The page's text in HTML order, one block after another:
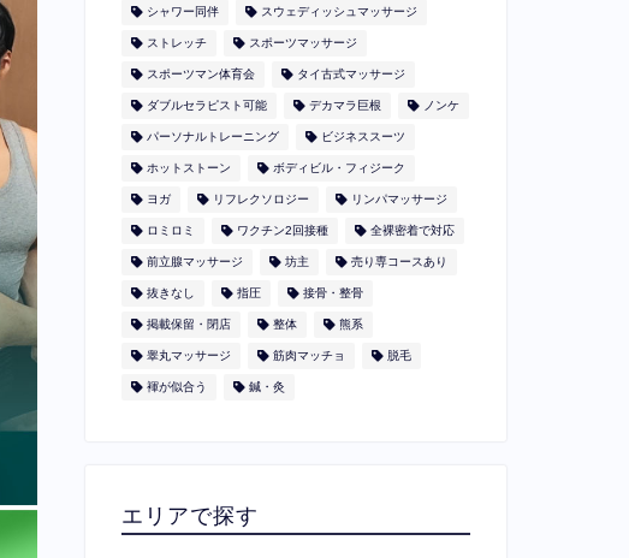
シャワー同伴 スウェディッシュマッサージ
ストレッチ スポーツマッサージ
スポーツマン体育会 タイ古式マッサージ
ダブルセラピスト可能 デカマラ巨根 ノンケ
パーソナルトレーニング ビジネススーツ
ホットストーン ボディビル・フィジーク
ヨガ リフレクソロジー リンパマッサージ
ロミロミ ワクチン2回接種 全裸密着で対応
前立腺マッサージ 坊主 売り専コースあり
抜きなし 指圧 接骨・整骨
掲載保留・閉店 整体 熊系
睾丸マッサージ 筋肉マッチョ 脱毛
褌が似合う 鍼・灸
エリアで探す